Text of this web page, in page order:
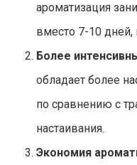
ароматизация
вместо 7-10 дней,
Более
обладает более
по сравнению с
настаивания.
Экономия